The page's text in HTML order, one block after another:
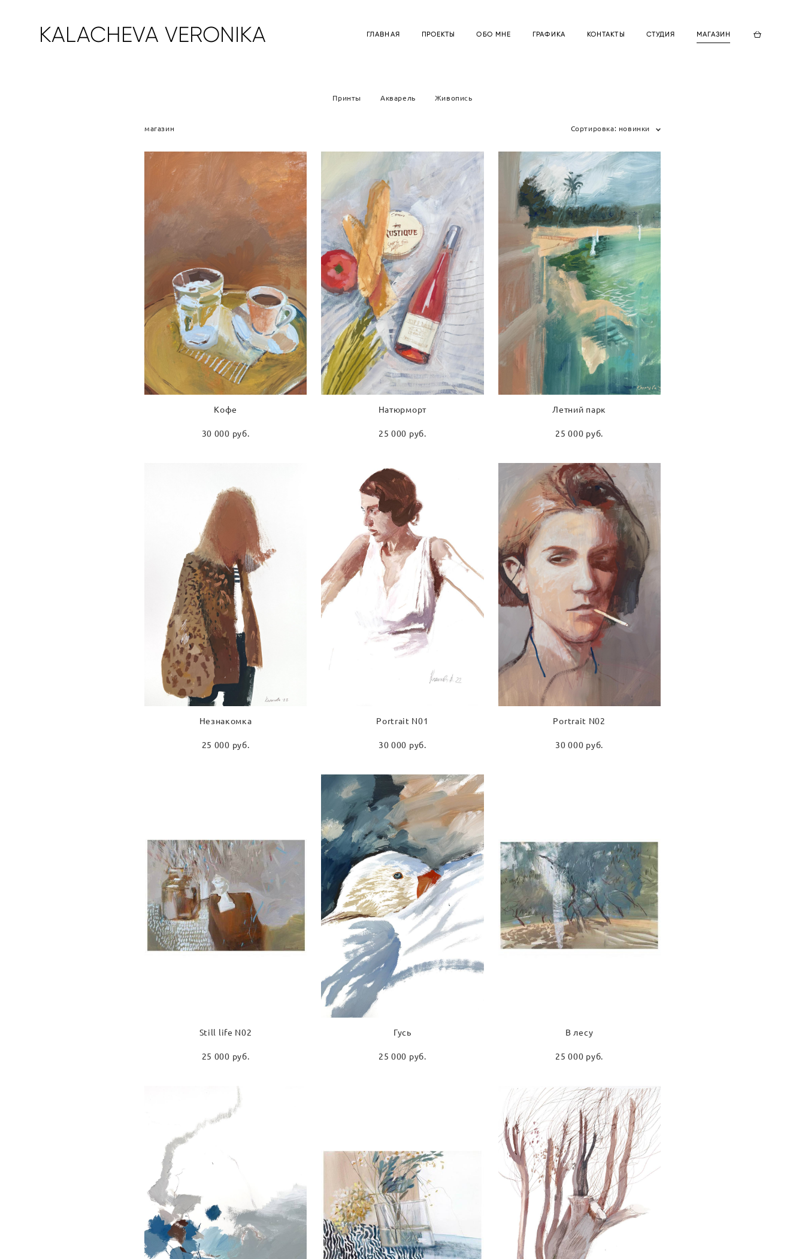
KALACHEVA VERONIKA ГЛАВНАЯ ПРОЕКТЫ ОБО МНЕ ГРАФИКА КОНТАКТЫ СТУДИЯ МАГАЗИН
Принты Акварель Живопись
магазин Сортировка: новинки
Кофе
30 000 pуб.
Натюрморт
25 000 pуб.
Летний парк
25 000 pуб.
Незнакомка
25 000 pуб.
Portrait N01
30 000 pуб.
Portrait N02
30 000 pуб.
Still life N02
25 000 pуб.
Гусь
25 000 pуб.
В лесу
25 000 pуб.